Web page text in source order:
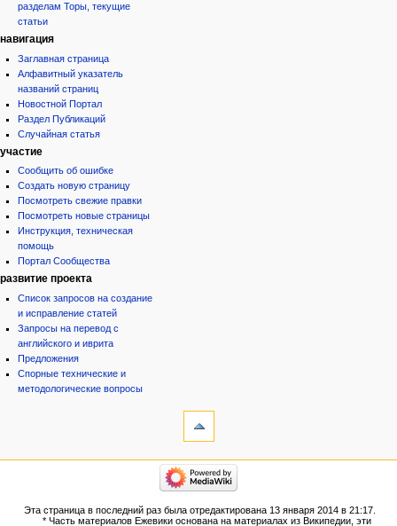
разделам Торы, текущие
статьи
навигация
Заглавная страница
Алфавитный указатель
названий страниц
Новостной Портал
Раздел Публикаций
Случайная статья
участие
Сообщить об ошибке
Создать новую страницу
Посмотреть свежие правки
Посмотреть новые страницы
Инструкция, техническая
помощь
Портал Сообщества
развитие проекта
Список запросов на создание
и исправление статей
Запросы на перевод с
английского и иврита
Предложения
Спорные технические и
методологические вопросы
Версия
категории
Народ
Эта страница в последний раз была отредактирована 13 января 2014 в 21:17.
* Часть материалов Ежевики основана на материалах из Википедии, эти